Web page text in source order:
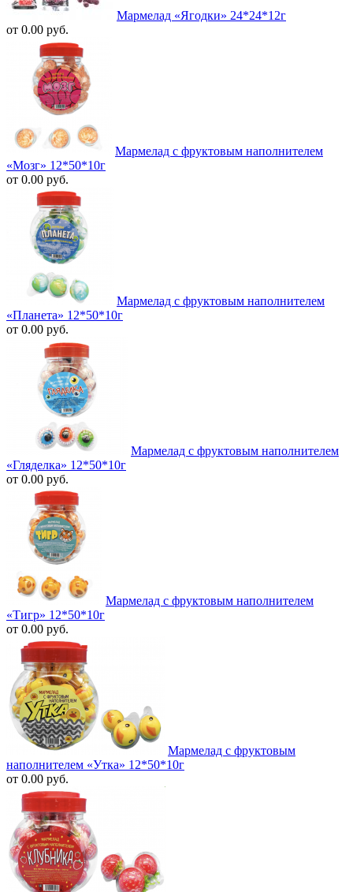
Мармелад «Ягодки» 24*24*12г
от 0.00 руб.
Мармелад с фруктовым наполнителем
«Мозг» 12*50*10г
от 0.00 руб.
Мармелад с фруктовым наполнителем
«Планета» 12*50*10г
от 0.00 руб.
Мармелад с фруктовым наполнителем
«Гляделка» 12*50*10г
от 0.00 руб.
Мармелад с фруктовым наполнителем
«Тигр» 12*50*10г
от 0.00 руб.
Мармелад с фруктовым
наполнителем «Утка» 12*50*10г
от 0.00 руб.